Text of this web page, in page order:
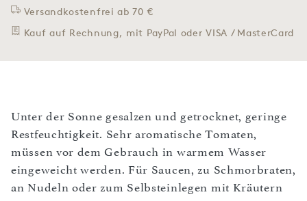
Versandkostenfrei ab 70 €
Kauf auf Rechnung, mit PayPal oder VISA / MasterCard
Unter der Sonne gesalzen und getrocknet, geringe
Restfeuchtigkeit. Sehr aromatische Tomaten,
müssen vor dem Gebrauch in warmem Wasser
eingeweicht werden. Für Saucen, zu Schmorbraten,
an Nudeln oder zum Selbsteinlegen mit Kräutern